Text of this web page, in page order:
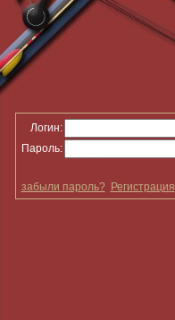
Логин:
Пароль:
забыли пароль? Регистрация